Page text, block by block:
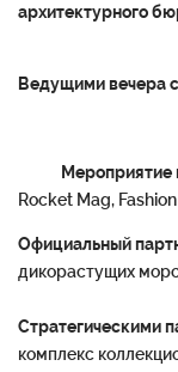
архитектурного
Ведущими вечера
Мероприятие
Rocket Mag,
Официальный
дикорастущих
Стратегическими
комплекс